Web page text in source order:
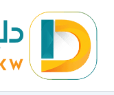
المحتوى